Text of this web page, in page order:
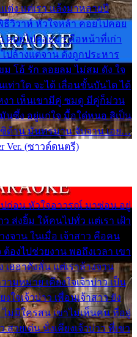
ต่ง แต่เรา แล้งมาหลายปี
วิวาห์ หัวใจหล้า คอยไปคอย
คอยไปคอยมา คือหน้าที่เก่า
ปล้างแต่จาน ดั่งถูกประหาร
ม โอ้ รัก ลอยลม ไม่สม ดัง ใจ
ท่าใด จะได้ เลื่อนขั้นบันได ได้
งา เห็นเขามีคู่ ซมดู มีคู่ก็ม่วน
นซึ้ง อยู่แก่ใจ มื้อใด๋หนอ สิเป็น
ซิด้าน มันทรมาน จับจาน เอย…
Ver. (ซาวด์ดนตรี)
ปก่อน หัวใจอาวรณ์ มาซ่อน อยู่
ส่งยิ้ม ให้คนไปทั่ว แต่เรา เฝ้า
งจาน ในเมื่อ เจ้าสาว คือคน
องไปช่วยงาน พอถึงเวลา เขา
ฮฮาดังลั่น แต่เราล้างจาน
มหมาย เคียงใจเจ้าบ่าว เป็น
จเจ้าบ่าว เพื่อนเจ้าสาว ยัง
ม่มีใครสน เขาไม่เห็นคน ที่อยู่
สวยเด่น นั่งเคียงเจ้าบ่าว ที่เขา